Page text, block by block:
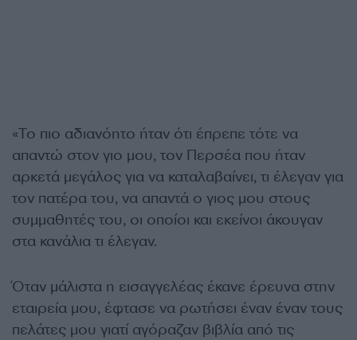
«Το πιο αδιανόητο ήταν ότι έπρεπε τότε να
απαντώ στον γιο μου, τον Περσέα που ήταν
αρκετά μεγάλος για να καταλαβαίνει, τι έλεγαν για
τον πατέρα του, να απαντά ο γιος μου στους
συμμαθητές του, οι οποίοι και εκείνοι άκουγαν
στα κανάλια τι έλεγαν.
Όταν μάλιστα η εισαγγελέας έκανε έρευνα στην
εταιρεία μου, έφτασε να ρωτήσει έναν έναν τους
πελάτες μου γιατί αγόραζαν βιβλία από τις